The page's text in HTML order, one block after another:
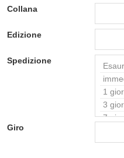
Collana
Edizione
Spedizione
Giro